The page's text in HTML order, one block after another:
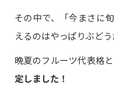
その中で、「今まさに
えるのはやっぱりぶど
晩夏のフルーツ代表格
定しました！